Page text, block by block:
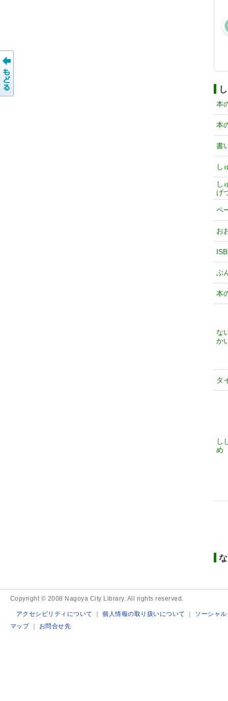
本
本
書
し
し
げ
ペ
お
ぶ
本
な
か
タ
し
め
Copyright © 2008 Nagoya City Library. All rights reserved.
アクセシビリティについて ｜個人情報の取り扱いについて ｜ ソーシャ
マップ｜ お問合せ先